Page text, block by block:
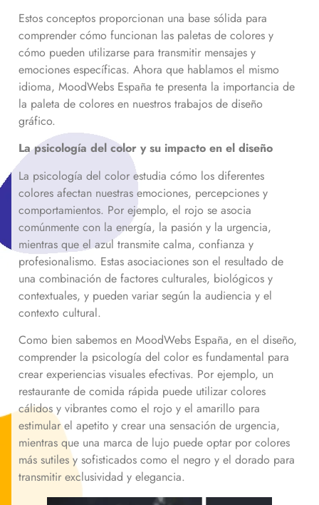
Estos conceptos proporcionan una base sólida para
comprender cómo funcionan las paletas de colores y
cómo pueden utilizarse para transmitir mensajes y
emociones específicas. Ahora que hablamos el mismo
idioma, MoodWebs España te presenta la importancia de
la paleta de colores en nuestros trabajos de diseño
gráfico.
La psicología del color y su impacto en el diseño
La psicología del color estudia cómo los diferentes
colores afectan nuestras emociones, percepciones y
comportamientos. Por ejemplo, el rojo se asocia
comúnmente con la energía, la pasión y la urgencia,
mientras que el azul transmite calma, confianza y
profesionalismo. Estas asociaciones son el resultado de
una combinación de factores culturales, biológicos y
contextuales, y pueden variar según la audiencia y el
contexto cultural.
Como bien sabemos en MoodWebs España, en el diseño,
comprender la psicología del color es fundamental para
crear experiencias visuales efectivas. Por ejemplo, un
restaurante de comida rápida puede utilizar colores
cálidos y vibrantes como el rojo y el amarillo para
estimular el apetito y crear una sensación de urgencia,
mientras que una marca de lujo puede optar por colores
más sutiles y sofisticados como el negro y el dorado para
transmitir exclusividad y elegancia.